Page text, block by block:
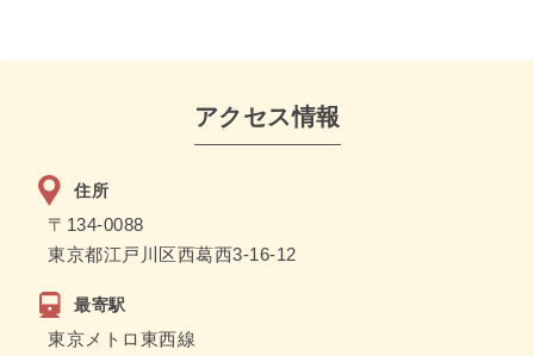
アクセス情報
住所
〒134-0088
東京都江戸川区西葛西3-16-12
最寄駅
東京メトロ東西線